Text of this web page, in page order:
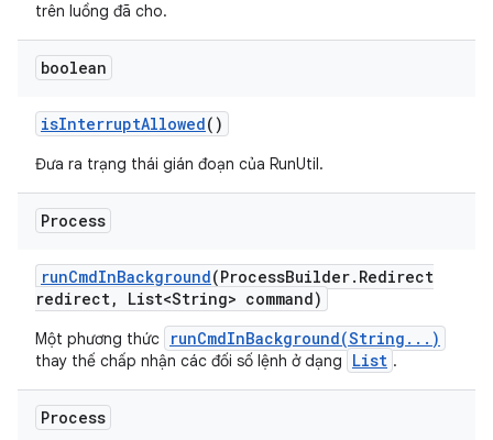
trên luồng đã cho.
boolean
isInterruptAllowed()
Đưa ra trạng thái gián đoạn của RunUtil.
Process
runCmdInBackground(ProcessBuilder. Redirect
redirect, List<String> command)
Một phương thức runCmdInBackground(String...)
thay thế chấp nhận các đối số lệnh ở dạng List .
Process